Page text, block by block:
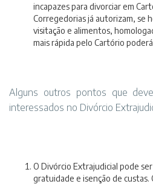
incapazes para divorciar em
Corregedorias já autorizam, se
visitação e alimentos,
mais rápida pelo Cartório
Alguns outros pontos que
interessados no Divórcio
O Divórcio Extrajudicial pode
gratuidade e isenção de custas.